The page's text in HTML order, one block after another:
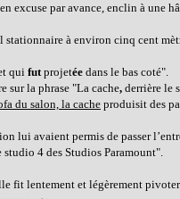
excuse par avance, enclin à une
à environ cinq cent
qui futprojetée dans le bas coté".
sur la phrase "La cache, derrière le
du salon, la cache produisit des
lui avaient permis de passer
4 des Studios Paramount".
fit lentement et légèrement